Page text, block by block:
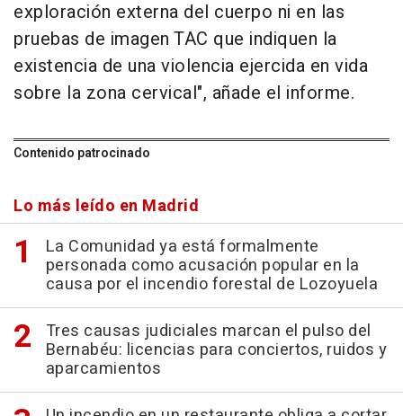
exploración externa del cuerpo ni en las
pruebas de imagen TAC que indiquen la
existencia de una violencia ejercida en vida
sobre la zona cervical", añade el informe.
Contenido patrocinado
Lo más leído en Madrid
La Comunidad ya está formalmente
personada como acusación popular en la
causa por el incendio forestal de Lozoyuela
Tres causas judiciales marcan el pulso del
Bernabéu: licencias para conciertos, ruidos y
aparcamientos